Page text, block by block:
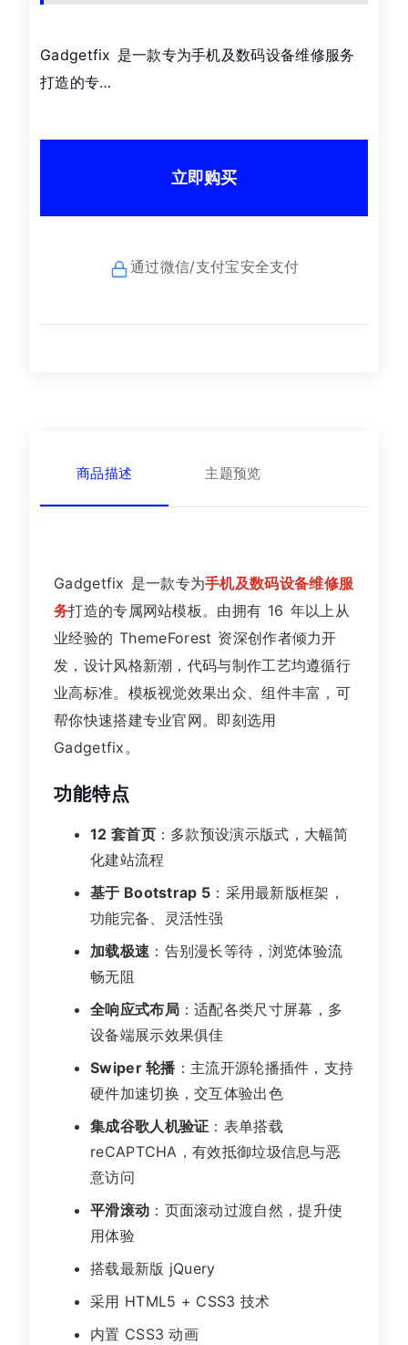
Gadgetfix 是一款专为手机及数码设备维修服务
打造的专…
立即购买
通过微信/支付宝安全支付
商品描述 主题预览
Gadgetfix 是一款专为手机及数码设备维修服
务打造的专属网站模板。由拥有 16 年以上从
业经验的 ThemeForest 资深创作者倾力开
发，设计风格新潮，代码与制作工艺均遵循行
业高标准。模板视觉效果出众、组件丰富，可
帮你快速搭建专业官网。即刻选用
Gadgetfix。
功能特点
12 套首页：多款预设演示版式，大幅简
化建站流程
基于 Bootstrap 5 ：采用最新版框架，
功能完备、灵活性强
加载极速 ：告别漫长等待，浏览体验流
畅无阻
全响应式布局：适配各类尺寸屏幕，多
设备端展示效果俱佳
Swiper 轮播 ：主流开源轮播插件，支持
硬件加速切换，交互体验出色
集成谷歌人机验证 ：表单搭载
reCAPTCHA，有效抵御垃圾信息与恶
意访问
平滑滚动 ：页面滚动过渡自然，提升使
用体验
搭载最新版 jQuery
采用 HTML5 + CSS3 技术
内置 CSS3 动画